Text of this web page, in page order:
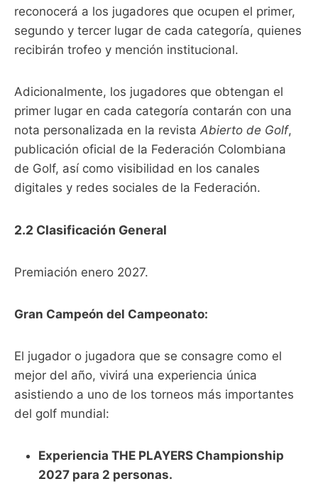
reconocerá a los jugadores que ocupen el primer,
segundo y tercer lugar de cada categoría, quienes
recibirán trofeo y mención institucional.
Adicionalmente, los jugadores que obtengan el
primer lugar en cada categoría contarán con una
nota personalizada en la revistaAbierto de Golf,
publicación oficial de la Federación Colombiana
de Golf, así como visibilidad en los canales
digitales y redes sociales de la Federación.
2.2 Clasificación General
Premiación enero 2027.
Gran Campeón del Campeonato:
El jugador o jugadora que se consagre como el
mejor del año, vivirá una experiencia única
asistiendo a uno de los torneos más importantes
del golf mundial:
Experiencia THE PLAYERS Championship
2027 para 2 personas.